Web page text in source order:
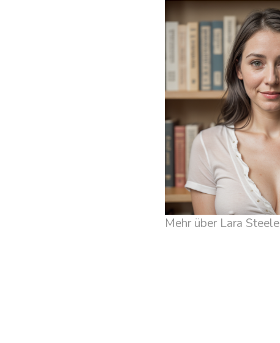
Mehr über Lara Steele